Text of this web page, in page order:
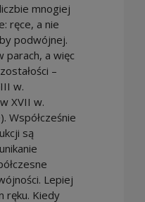
mnogiej
ręce, a nie
podwójnej.
parach, a więc
–
w.
XVII w.
Współcześnie
są
Lepiej
ręku. Kiedy